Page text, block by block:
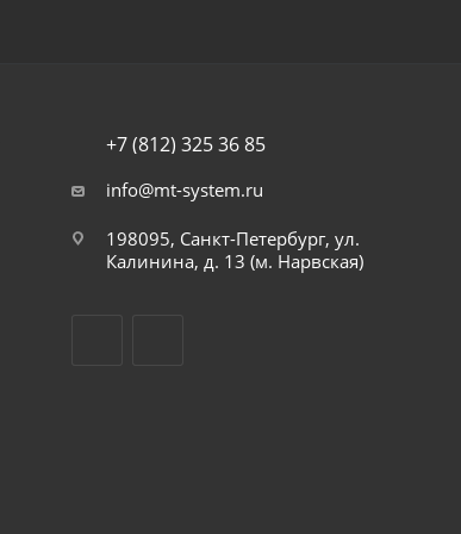
+7 (812) 325 36 85
info@mt-system.ru
198095, Санкт-Петербург, ул.
Калинина, д. 13 (м. Нарвская)